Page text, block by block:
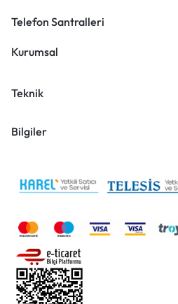
Telefon Santralleri
Kurumsal
Teknik
Bilgiler